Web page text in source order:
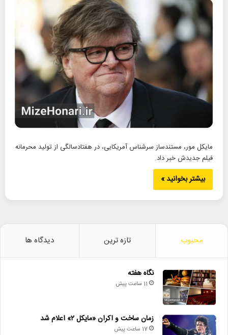
مایکل مور، مستندساز سرشناس آمریکایی، در هفتادسالگی از تولید محرمانه
فیلم جدیدش خبر داد.
بیشتر بخوانید »
محبوب تازه ترین دیدگاه ها
نگاه هفته
11 ساعت پیش
زمان ساخت و اکران «مایکل ۲» اعلام شد
17 ساعت پیش